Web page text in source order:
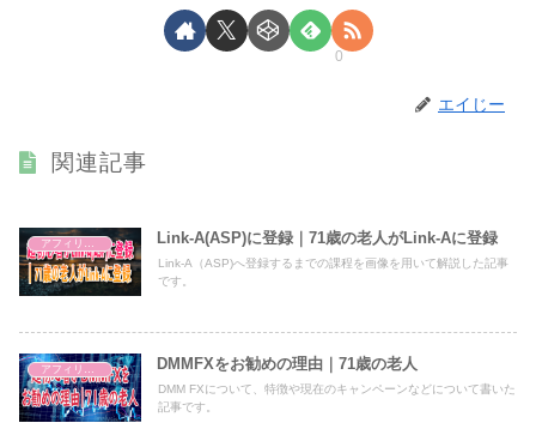
0
エイじー
関連記事
Link-A(ASP)に登録｜71歳の老人がLink-Aに登録
Link-A（ASP)へ登録するまでの課程を画像を用いて解説した記事
です。
アフィリエイト DMMFXをお勧めの理由｜71歳の老人
DMM FXについて、特徴や現在のキャンペーンなどについて書いた
記事です。